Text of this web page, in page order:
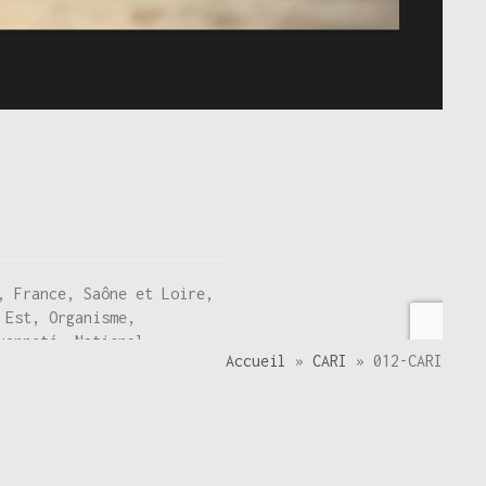
Accueil » CARI » 012-CARI
France, Saône et Loire,
Organisme,
National,
la Faim, Contre les